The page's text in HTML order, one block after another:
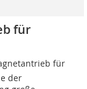
für
für
der